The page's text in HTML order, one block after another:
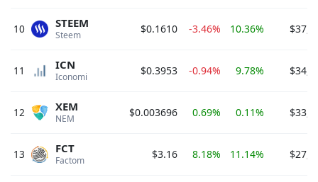
10 Steem
STEEM $0.1610 -3.46% 10.36%
11 Iconomi
ICN $0.3953 -0.94% 9.78%
12 NEM
XEM $0.003696 0.69% 0.11%
13 Factom
FCT $3.16 8.18% 11.14%